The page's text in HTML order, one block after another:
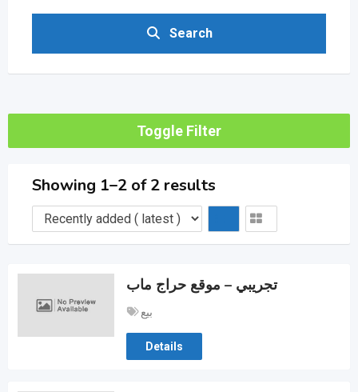
Search
Toggle Filter
Showing 1–2 of 2 results
تجريبي – موقع حراج ماب
بيع
Details